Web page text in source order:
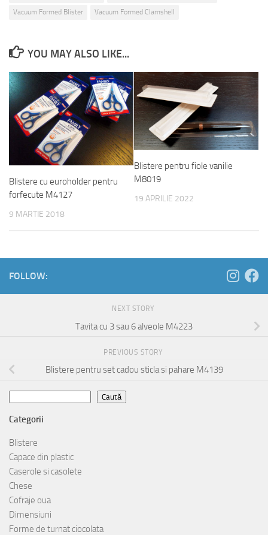
Vacuum Formed Blister
Vacuum Formed Clamshell
YOU MAY ALSO LIKE...
Blistere cu euroholder pentru
forfecute M4127
9 MARTIE 2018
Blistere pentru fiole vanilie
M8019
19 APRILIE 2022
FOLLOW:
NEXT STORY
Tavita cu 3 sau 6 alveole M4223
PREVIOUS STORY
Blistere pentru set cadou sticla si pahare M4139
Caută
Categorii
Blistere
Capace din plastic
Caserole si casolete
Chese
Cofraje oua
Dimensiuni
Forme de turnat ciocolata